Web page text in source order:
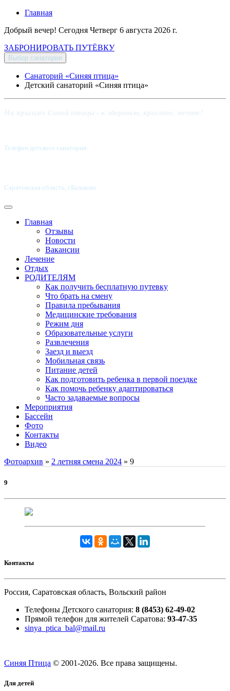
Главная
Добрый вечер! Сегодня Четверг 6 августа 2026 г.
ЗАБРОНИРОВАТЬ ПУТЁВКУ
Выбор санатория
Санаторий «Синяя птица»
Детский санаторий «Синяя птица»
Телефон детского санатория:
Саратовская область, г.Балаково
Главная
Отзывы
Новости
Вакансии
Лечение
Отдых
РОДИТЕЛЯМ
Как получить бесплатную путевку
Что брать на смену
Правила пребывания
Медицинские требования
Режим дня
Образовательные услуги
Развлечения
Заезд и выезд
Мобильная связь
Питание детей
Как подготовить ребенка в первой поездке
Как помочь ребенку адаптироваться
Часто задаваемые вопросы
Мероприятия
Бассейн
Фото
Контакты
Видео
Фотоархив » 2 летняя смена 2024 » 9
9
Контакты
Россия, Саратовская область, Вольский район
Телефоны Детского санатория: 8 (8453) 62-49-02
Прямой телефон для жителей Саратова: 93-47-35
sinya_ptica_bal@mail.ru
Синяя Птица © 2001-2026. Все права защищены.
Для детей